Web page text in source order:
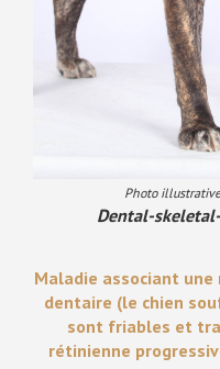
Photo
Dental-
Maladie associant
dentaire (le chien
sont friables et
rétinienne